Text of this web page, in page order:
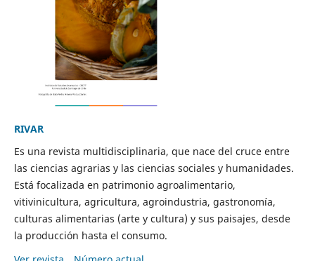
RIVAR
Es una revista multidisciplinaria, que nace del cruce entre
las ciencias agrarias y las ciencias sociales y humanidades.
Está focalizada en patrimonio agroalimentario,
vitivinicultura, agricultura, agroindustria, gastronomía,
culturas alimentarias (arte y cultura) y sus paisajes, desde
la producción hasta el consumo.